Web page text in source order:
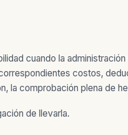
cuando la
costos,
la comprobación plena de
de llevarla.